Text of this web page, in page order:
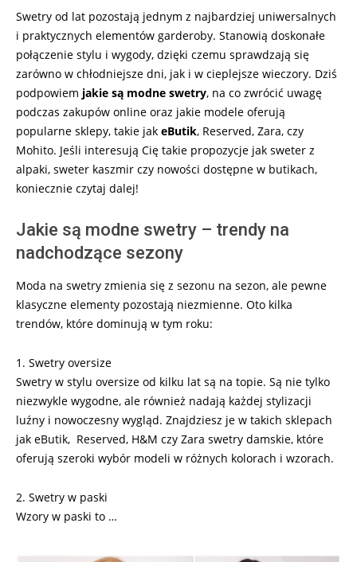
Swetry od lat pozostają jednym z najbardziej uniwersalnych
i praktycznych elementów garderoby. Stanowią doskonałe
połączenie stylu i wygody, dzięki czemu sprawdzają się
zarówno w chłodniejsze dni, jak i w cieplejsze wieczory. Dziś
podpowiem jakie są modne swetry, na co zwrócić uwagę
podczas zakupów online oraz jakie modele oferują
popularne sklepy, takie jak eButik, Reserved, Zara, czy
Mohito. Jeśli interesują Cię takie propozycje jak sweter z
alpaki, sweter kaszmir czy nowości dostępne w butikach,
koniecznie czytaj dalej!
Jakie są modne swetry – trendy na
nadchodzące sezony
Moda na swetry zmienia się z sezonu na sezon, ale pewne
klasyczne elementy pozostają niezmienne. Oto kilka
trendów, które dominują w tym roku:
1. Swetry oversize
Swetry w stylu oversize od kilku lat są na topie. Są nie tylko
niezwykle wygodne, ale również nadają każdej stylizacji
luźny i nowoczesny wygląd. Znajdziesz je w takich sklepach
jak eButik, Reserved, H&M czy Zara swetry damskie, które
oferują szeroki wybór modeli w różnych kolorach i wzorach.
2. Swetry w paski
Wzory w paski to …